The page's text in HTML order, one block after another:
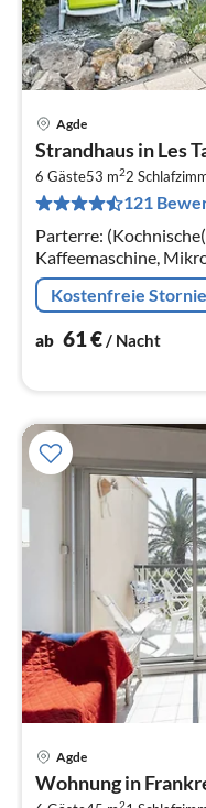
Agde
Strandhaus in Les
6 Gäste53 m22
121
Parterre:
Kaffeemaschine,
Wohn/
niederländischen
Kostenfreie
ab 61€ / Nacht
Agde
Wohnung in
2